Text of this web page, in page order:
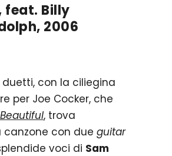
feat. Billy
2006
con la ciliegina
per Joe Cocker, che
, trova
canzone con due guitar
voci di Sam